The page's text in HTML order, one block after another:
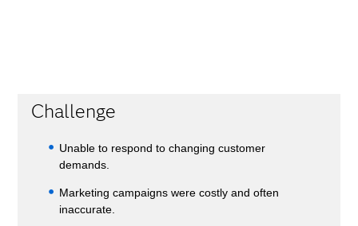
Challenge
Unable to respond to changing customer
demands.
Marketing campaigns were costly and often
inaccurate.